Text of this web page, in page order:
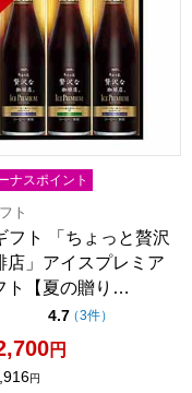
ナスポイント
ト
フト 「ちょっと贅沢
店」アイスプレミア
ト【夏の贈り…
4.7点（5点満点中）
（3件の評価
）
円
円